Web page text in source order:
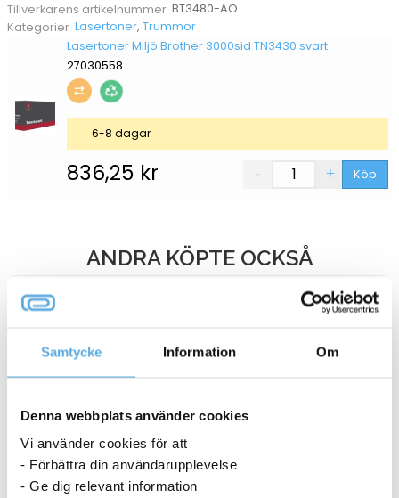
Samtycke Information Om
Denna webbplats använder cookies
Vi använder cookies för att
- Förbättra din användarupplevelse
- Ge dig relevant information
Tillverkarens artikelnummer BT3480-AO
Kategorier Lasertoner,Trummor
Lasertoner Miljö Brother 3000sid TN3430 svart
27030558
836,25 kr Köp
6-8 dagar
ANDRA KÖPTE OCKSÅ